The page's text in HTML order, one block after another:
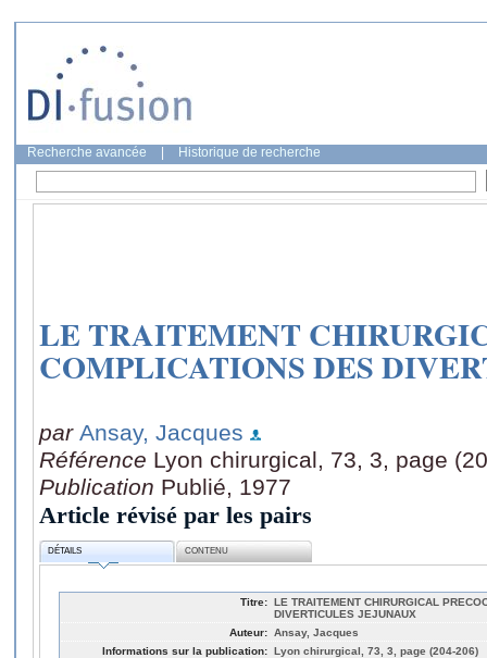
Recherche avancée Historique de recherche
LE TRAITEMENT
COMPLICATIONS DES
par Ansay, Jacques
Référence Lyon chirurgical, 73, 3, page
Publication Publié, 1977
Article révisé par les pairs
DÉTAILS CONTENU
Titre: LE TRAITEMENT CHIRURGICAL
DIVERTICULES JEJUNAUX
Auteur: Ansay, Jacques
Informations sur la publication: Lyon chirurgical, 73, 3, page (204-206)